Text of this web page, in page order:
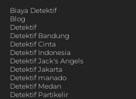
Biaya Detektif
Blog
Detektif
Detektif Bandung
Detektif Cinta
Detektif Indonesia
Detektif Jack's Angels
Detektif Jakarta
Detektif manado
Detektif Medan
Detektif Partikelir